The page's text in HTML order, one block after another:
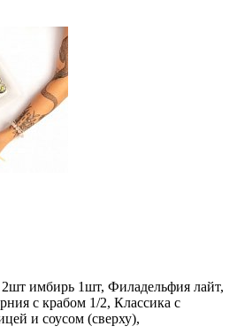
имбирь 1шт, Филадельфия лайт,
с крабом 1/2, Классика с
и соусом (сверху),